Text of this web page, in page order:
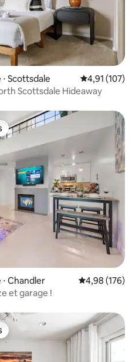
Scottsdale Évaluation
4,91 (107)
Scottsdale Hideaway
plus appréciés
Chandler Évaluation
4,98 (176)
et garage !
plus appréciés